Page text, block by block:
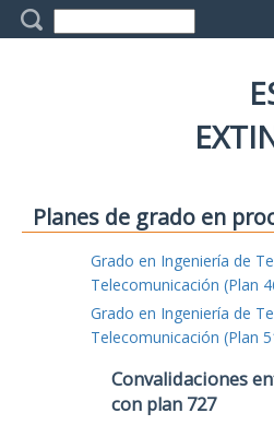
Planes de grado en
Grado en Ingeniería de
Telecomunicación (Plan
Grado en Ingeniería de
Telecomunicación (Plan
Convalidaciones
con plan 727